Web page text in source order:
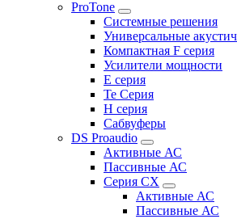
ProTone
Системные решения
Универсальные
Компактная F серия
Усилители мощности
E серия
Te Серия
H серия
Сабвуферы
DS Proaudio
Активные АС
Пассивные АС
Серия CX
Активные АС
Пассивные АС